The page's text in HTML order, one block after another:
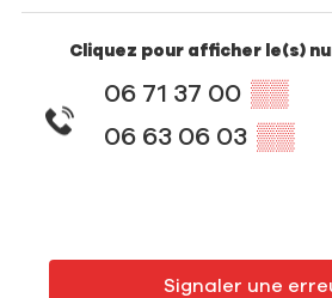
Cliquez pour afficher le(s)
06 71 37 00 ▒▒
06 63 06 03 ▒▒
Signaler une